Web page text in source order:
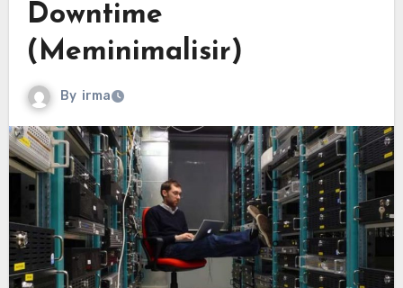
Downtime
(Meminimalisir)
By irma